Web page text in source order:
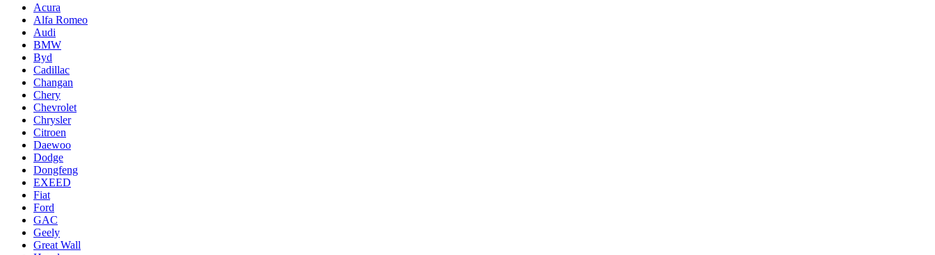
Acura
Alfa Romeo
Audi
BMW
Byd
Cadillac
Changan
Chery
Chevrolet
Chrysler
Citroen
Daewoo
Dodge
Dongfeng
EXEED
Fiat
Ford
GAC
Geely
Great Wall